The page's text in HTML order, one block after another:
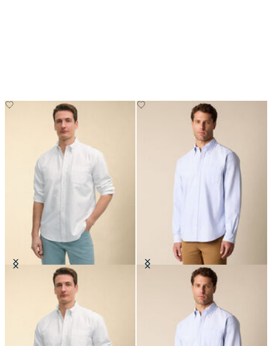
Chemise Friday Regular Fit en
Oxford avec col Button Down
Chemise Regular Fit en Oxford
Friday avec col Button Down